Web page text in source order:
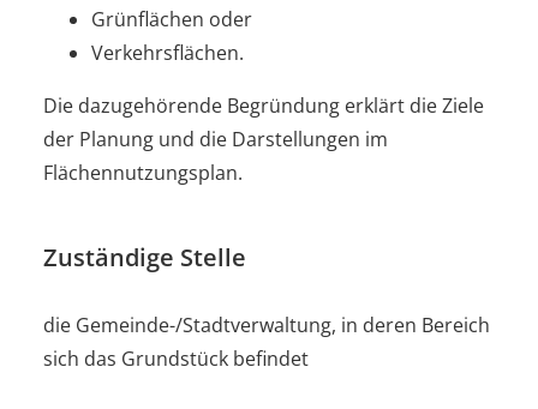
Grünflächen oder
Verkehrsflächen.
Die dazugehörende Begründung erklärt die Ziele
der Planung und die Darstellungen im
Flächennutzungsplan.
Zuständige Stelle
die Gemeinde-/Stadtverwaltung, in deren Bereich
sich das Grundstück befindet